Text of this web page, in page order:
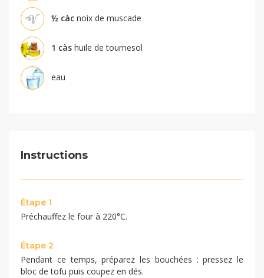
½ càc noix de muscade
1 càs huile de tournesol
eau
Instructions
Étape 1
Préchauffez le four à 220°C.
Étape 2
Pendant ce temps, préparez les bouchées : pressez le
bloc de tofu puis coupez en dés.